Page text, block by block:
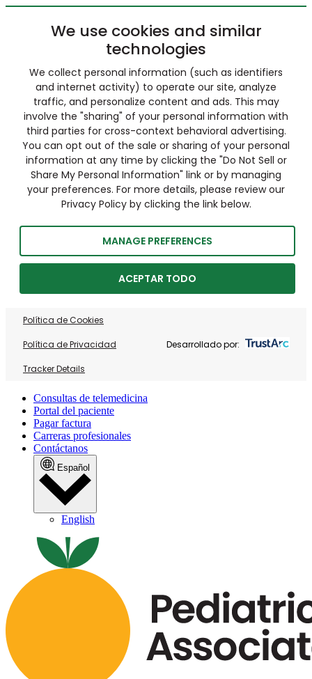
We use cookies and similar
technologies
We collect personal information (such as identifiers
and internet activity) to operate our site, analyze
traffic, and personalize content and ads. This may
involve the "sharing" of your personal information with
third parties for cross-context behavioral advertising.
You can opt out of the sale or sharing of your personal
information at any time by clicking the "Do Not Sell or
Share My Personal Information" link or by managing
your preferences. For more details, please review our
Privacy Policy by clicking the link below.
MANAGE PREFERENCES
ACEPTAR TODO
Política de Cookies
Política de Privacidad
Tracker Details
Desarrollado por:
Consultas de telemedicina
Portal del paciente
Pagar factura
Carreras profesionales
Contáctanos
Español
English